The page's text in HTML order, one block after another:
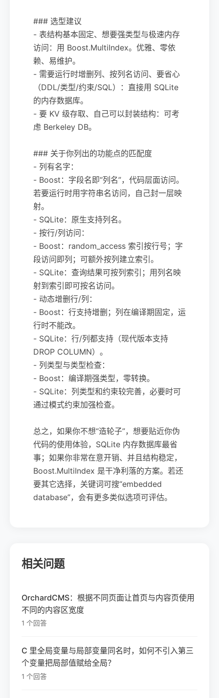
### 选型建议
- 表结构基本固定、想要强类型与极速内存
访问：用 Boost.MultiIndex。优雅、零依
赖、易维护。
- 需要运行时增删列、按列名访问、要省心
（DDL/类型/约束/SQL）：直接用 SQLite
的内存数据库。
- 要 KV 级存取、自己可以封装结构：可考
虑 Berkeley DB。
### 关于你列出的功能点的匹配度
- 列有名字：
- Boost：字段名即“列名”，代码层面访问。
若要运行时用字符串名访问，自己封一层映
射。
- SQLite：原生支持列名。
- 按行/列访问：
- Boost：random_access 索引按行号；字
段访问即列；可额外按列建立索引。
- SQLite：查询结果可按列索引；用列名映
射到索引即可按名访问。
- 动态增删行/列：
- Boost：行支持增删；列在编译期固定，运
行时不能改。
- SQLite：行/列都支持（现代版本支持
DROP COLUMN）。
- 列类型与类型检查：
- Boost：编译期强类型，零转换。
- SQLite：列类型和约束较完善，必要时可
通过模式约束加强检查。
总之，如果你不想“造轮子”，想要贴近你伪
代码的使用体验，SQLite 内存数据库最省
事；如果你非常在意开销、并且结构稳定，
Boost.MultiIndex 是干净利落的方案。若还
要其它选择，关键词可搜“embedded
database”，会有更多类似选项可评估。
相关问题
OrchardCMS：根据不同页面让首页与内容页使用
不同的内容区宽度
1 个回答
C 里全局变量与局部变量同名时，如何不引入第三
个变量把局部值赋给全局？
1 个回答